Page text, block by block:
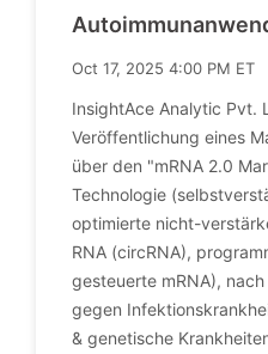
Oct 17, 2025 4:00 PM ET
InsightAce Analytic Pvt.
Veröffentlichung eines
über den "mRNA 2.0
Technologie
optimierte nicht-
RNA (circRNA),
gesteuerte mRNA),
gegen
& genetische